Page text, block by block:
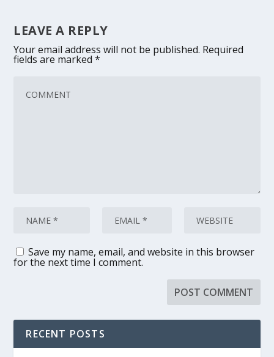
LEAVE A REPLY
Your email address will not be published. Required
fields are marked*
Save my name, email, and website in this browser
for the next time I comment.
RECENT POSTS